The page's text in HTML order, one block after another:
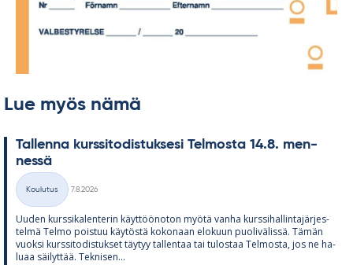
Lue myös nämä
Tal­lenna kurs­si­to­dis­tuk­sesi Tel­mosta 14.8. men­
nessä
Kategoriat
Koulutus
7.8.2026
Uu­den kurs­si­ka­len­te­rin käyt­töö­no­ton myötä vanha kurs­si­hal­lin­ta­jär­jes­
telmä Telmo pois­tuu käy­töstä ko­ko­naan elo­kuun puo­li­vä­lissä. Tä­män
vuoksi kurs­si­to­dis­tuk­set täy­tyy tal­len­taa tai tu­los­taa Tel­mosta, jos ne ha­
luaa säi­lyt­tää. Tek­ni­sen...